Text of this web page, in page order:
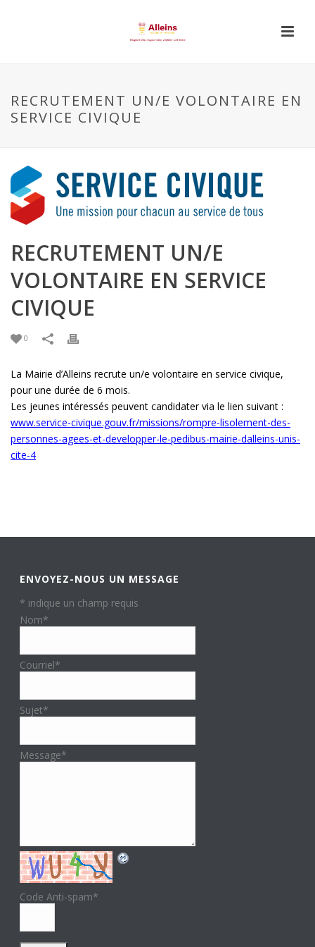
RECRUTEMENT UN/E VOLONTAIRE EN
SERVICE CIVIQUE
RECRUTEMENT UN/E
VOLONTAIRE EN SERVICE
CIVIQUE
0
La Mairie d’Alleins recrute un/e volontaire en service civique,
pour une durée de 6 mois.
Les jeunes intéressés peuvent candidater via le lien suivant :
www.service-civique.gouv.fr/missions/rompre-lisolement-des-
personnes-agees-et-developper-le-pedibus-mairie-dalleins-unis-
cite-4
ENVOYEZ-NOUS UN MESSAGE
* indique un champ requis
Nom*
Courriel*
Sujet*
Message*
Code Anti-spam*